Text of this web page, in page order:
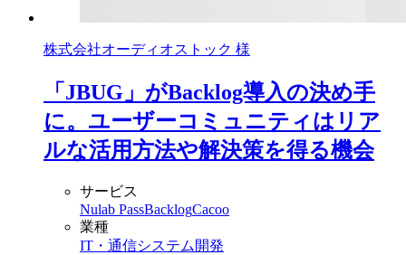
株式会社オーディオストック 様
「JBUG」がBacklog導入の決め手
に。ユーザーコミュニティはリア
ルな活用方法や解決策を得る機会
サービス
Nulab PassBacklogCacoo
業種
IT・通信システム開発